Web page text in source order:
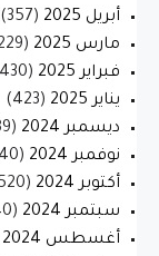
أبريل 2025
(357)
مارس 2025
(229)
فبراير 2025
(430)
يناير 2025
(423)
ديسمبر 2024
(489)
نوفمبر 2024
(340)
أكتوبر 2024
(520)
سبتمبر 2024
(640)
أغسطس 2024